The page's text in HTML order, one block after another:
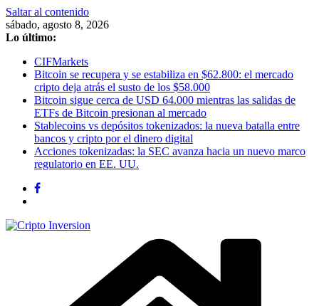
Saltar al contenido
sábado, agosto 8, 2026
Lo último:
CIFMarkets
Bitcoin se recupera y se estabiliza en $62.800: el mercado
cripto deja atrás el susto de los $58.000
Bitcoin sigue cerca de USD 64.000 mientras las salidas de
ETFs de Bitcoin presionan al mercado
Stablecoins vs depósitos tokenizados: la nueva batalla entre
bancos y cripto por el dinero digital
Acciones tokenizadas: la SEC avanza hacia un nuevo marco
regulatorio en EE. UU.